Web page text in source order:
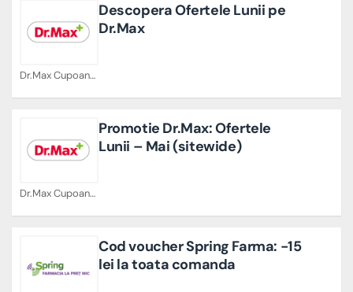
Dr.Max Cupoane
Descopera Ofertele Lunii pe
Dr.Max
Dr.Max Cupoane
Promotie Dr.Max: Ofertele
Lunii – Mai (sitewide)
Cod voucher Spring Farma: -15
lei la toata comanda